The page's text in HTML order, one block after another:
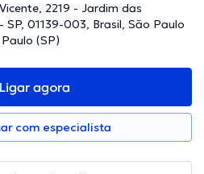
2219 - Jardim das
SP, 01139-003, Brasil, São Paulo
(SP)
Ligar agora
com especialista